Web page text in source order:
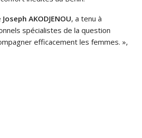
Joseph AKODJENOU, a tenu à
spécialistes de la question
efficacement les femmes. »,